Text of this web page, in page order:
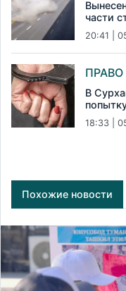
части
20:41 |
ПРАВО
В
18:33 |
Похожие новости